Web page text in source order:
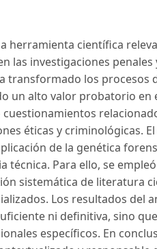
herramienta científica
las investigaciones penales
transformado los procesos
un alto valor probatorio en
éticas y criminológicas.
de la genética
técnica. Para ello, se
sistemática de literatura
Los resultados del
ni definitiva, sino
específicos. En